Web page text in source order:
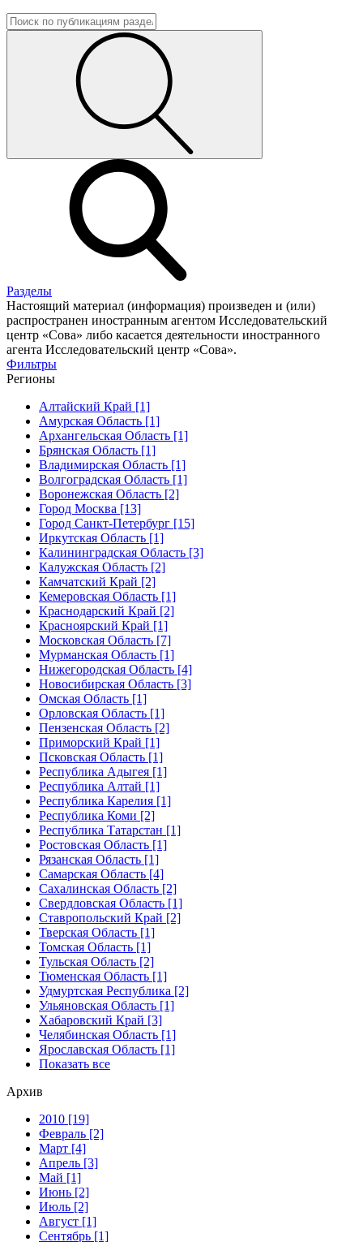
Разделы
Настоящий материал (информация) произведен и (или)
распространен иностранным агентом Исследовательский
центр «Сова» либо касается деятельности иностранного
агента Исследовательский центр «Сова».
Фильтры
Регионы
Алтайский Край [1]
Амурская Область [1]
Архангельская Область [1]
Брянская Область [1]
Владимирская Область [1]
Волгоградская Область [1]
Воронежская Область [2]
Город Москва [13]
Город Санкт-Петербург [15]
Иркутская Область [1]
Калининградская Область [3]
Калужская Область [2]
Камчатский Край [2]
Кемеровская Область [1]
Краснодарский Край [2]
Красноярский Край [1]
Московская Область [7]
Мурманская Область [1]
Нижегородская Область [4]
Новосибирская Область [3]
Омская Область [1]
Орловская Область [1]
Пензенская Область [2]
Приморский Край [1]
Псковская Область [1]
Республика Адыгея [1]
Республика Алтай [1]
Республика Карелия [1]
Республика Коми [2]
Республика Татарстан [1]
Ростовская Область [1]
Рязанская Область [1]
Самарская Область [4]
Сахалинская Область [2]
Свердловская Область [1]
Ставропольский Край [2]
Тверская Область [1]
Томская Область [1]
Тульская Область [2]
Тюменская Область [1]
Удмуртская Республика [2]
Ульяновская Область [1]
Хабаровский Край [3]
Челябинская Область [1]
Ярославская Область [1]
Показать все
Архив
2010 [19]
Февраль [2]
Март [4]
Апрель [3]
Май [1]
Июнь [2]
Июль [2]
Август [1]
Сентябрь [1]